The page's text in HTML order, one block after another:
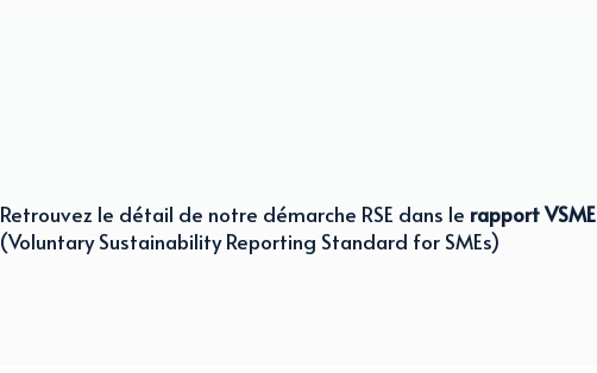
Retrouvez le détail de notre démarche RSE dans le rapport VSME
(Voluntary Sustainability Reporting Standard for SMEs)